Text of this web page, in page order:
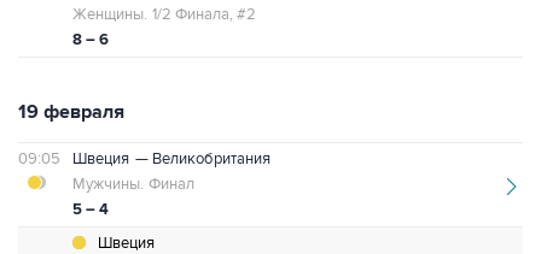
8 – 6
Женщины. 1/2 Финала, #2
19 февраля
09:05 Швеция — Великобритания
5 – 4
Мужчины. Финал
Швеция